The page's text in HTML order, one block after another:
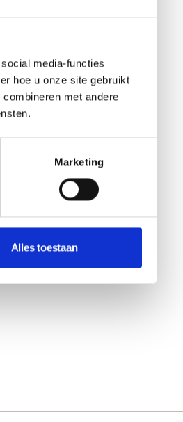
media-functies
hoe u onze site gebruikt
met andere
Marketing
Alles toestaan